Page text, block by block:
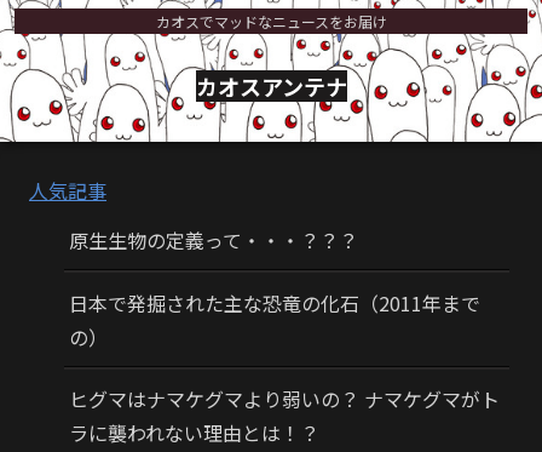
カオスでマッドなニュースをお届け
カオスアンテナ
人気記事
原生生物の定義って・・・？？？
日本で発掘された主な恐竜の化石（2011年まで
の）
ヒグマはナマケグマより弱いの？ ナマケグマがト
ラに襲われない理由とは！？